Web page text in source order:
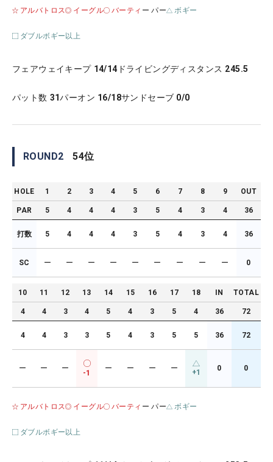
アルバトロス イーグル バーティ ー パー ボギー
ダブルボギー以上
フェアウェイキープ 14/14 ドライビングディスタンス 245.5
パット数 31パーオン 16/18サンドセーブ 0/0
ROUND2 54位
HOLE 1 2 3 4 5 6 7 8 9 OUT
PAR 5 4 4 4 3 5 4 3 4 36
打数 5 4 4 4 3 5 4 3 4 36
SC ー ー ー ー ー ー ー ー ー 0
10 11 12 13 14 15 16 17 18 IN TOTAL
4 4 3 4 5 4 3 5 4 36 72
4 4 3 3 5 4 3 5 5 36 72
ー ー ー
-1
ー ー ー ー +1 0 0
アルバトロス イーグル バーティ ー パー ボギー
ダブルボギー以上